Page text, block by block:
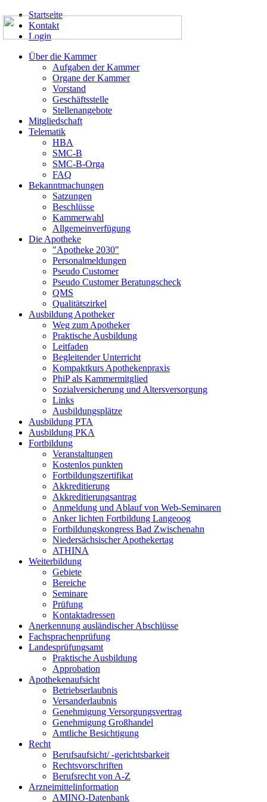
Startseite
Kontakt
Login
Über die Kammer
Aufgaben der Kammer
Organe der Kammer
Vorstand
Geschäftsstelle
Stellenangebote
Mitgliedschaft
Telematik
HBA
SMC-B
SMC-B-Orga
FAQ
Bekanntmachungen
Satzungen
Beschlüsse
Kammerwahl
Allgemeinverfügung
Die Apotheke
"Apotheke 2030"
Personalmeldungen
Pseudo Customer
Pseudo Customer Beratungscheck
QMS
Qualitätszirkel
Ausbildung Apotheker
Weg zum Apotheker
Praktische Ausbildung
Leitfaden
Begleitender Unterricht
Kompaktkurs Apothekenpraxis
PhiP als Kammermitglied
Sozialversicherung und Altersversorgung
Links
Ausbildungsplätze
Ausbildung PTA
Ausbildung PKA
Fortbildung
Veranstaltungen
Kostenlos punkten
Fortbildungszertifikat
Akkreditierung
Akkreditierungsantrag
Anmeldung und Ablauf von Web-Seminaren
Anker lichten Fortbildung Langeoog
Fortbildungskongress Bad Zwischenahn
Niedersächsischer Apothekertag
ATHINA
Weiterbildung
Gebiete
Bereiche
Seminare
Prüfung
Kontaktadressen
Anerkennung ausländischer Abschlüsse
Fachsprachenprüfung
Landesprüfungsamt
Praktische Ausbildung
Approbation
Apothekenaufsicht
Betriebserlaubnis
Versanderlaubnis
Genehmigung Versorgungsvertrag
Genehmigung Großhandel
Amtliche Besichtigung
Recht
Berufsaufsicht/ -gerichtsbarkeit
Rechtsvorschriften
Berufsrecht von A-Z
Arzneimittelinformation
AMINO-Datenbank